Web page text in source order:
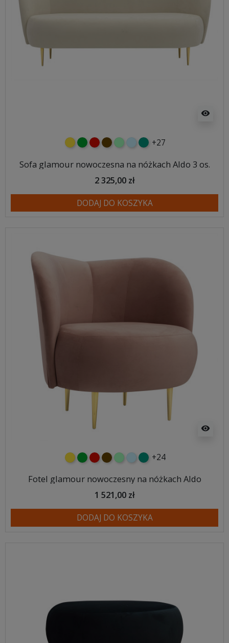
visibility
żółtyzielonyczerwony
czekoladowy
miętowybłękitny
turkusowy
+27
Sofa glamour nowoczesna na nóżkach Aldo 3 os.
2 325,00 zł
DODAJ DO KOSZYKA
visibility
żółtyzielonyczerwony
czekoladowy
miętowybłękitny
turkusowy
+24
Fotel glamour nowoczesny na nóżkach Aldo
1 521,00 zł
DODAJ DO KOSZYKA